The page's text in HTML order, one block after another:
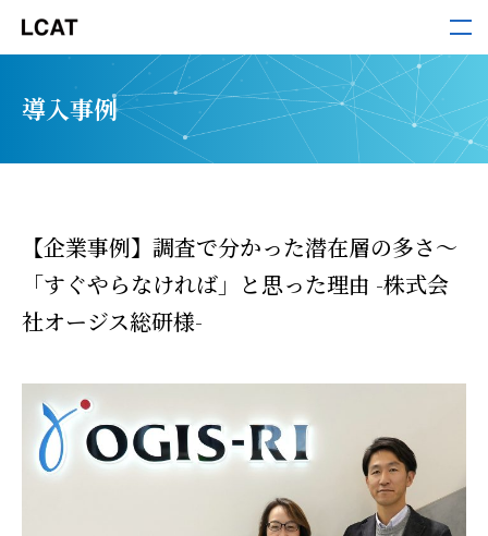
サービス
セミナー・ホワイトペーパー
お知らせ
導入事例
【企業事例】調査で分かった潜在層の多さ～
「すぐやらなければ」と思った理由 -株式会
社オージス総研様-